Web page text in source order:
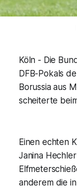
Köln - Die
DFB-Pokals
Borussia aus
scheiterte
Einen echten
Janina
anderem die